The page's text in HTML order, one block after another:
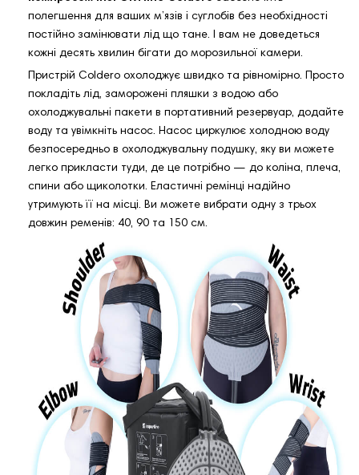
полегшення для ваших м’язів і суглобів без необхідності
постійно замінювати лід що тане. І вам не доведеться
кожні десять хвилин бігати до морозильної камери.
Пристрій Coldero охолоджує швидко та рівномірно. Просто
покладіть лід, заморожені пляшки з водою або
охолоджувальні пакети в портативний резервуар, додайте
воду та увімкніть насос. Насос циркулює холодною воду
безпосередньо в охолоджувальну подушку, яку ви можете
легко прикласти туди, де це потрібно — до коліна, плеча,
спини або щиколотки. Еластичні ремінці надійно
утримують її на місці. Ви можете вибрати одну з трьох
довжин ременів: 40, 90 та 150 см.